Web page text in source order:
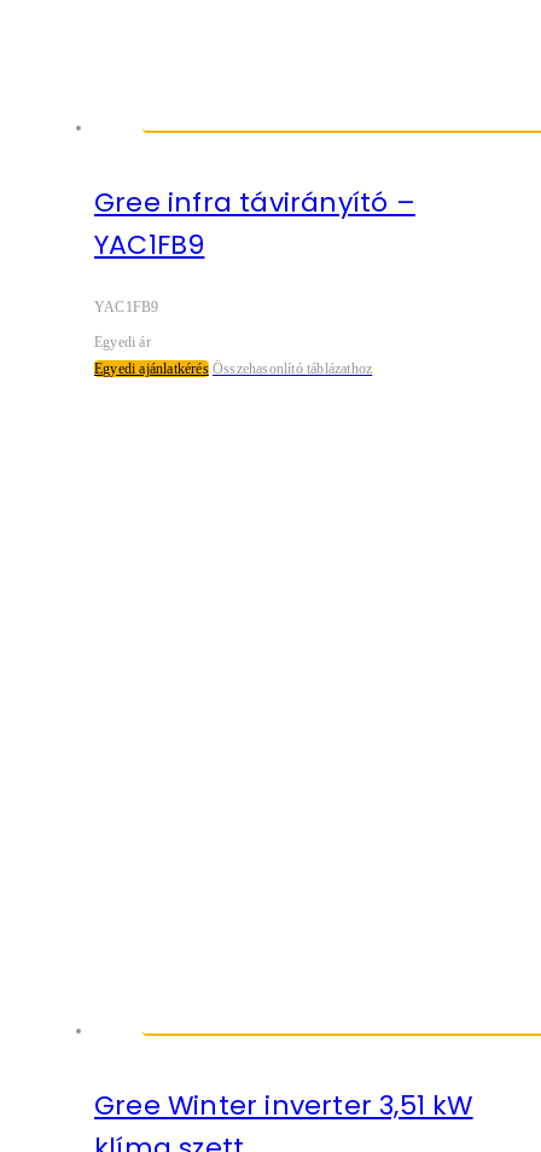
Gree infra távirányító –
YAC1FB9
YAC1FB9
Egyedi ár
Egyedi ajánlatkérés Összehasonlító táblázathoz
Gree Winter inverter 3,51 kW